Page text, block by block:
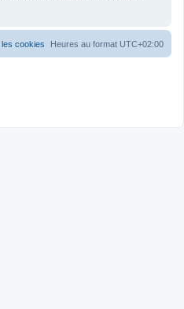
Heures au format UTC+02:00
cookies